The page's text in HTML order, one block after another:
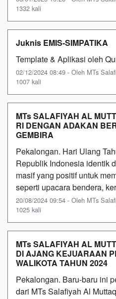
1332 kali
Juknis EMIS-SIMPATIKA
Template & Aplikasi oleh
02/12/2024 08:49 - Oleh MTs
1007 kali
MTs SALAFIYAH AL
RI DENGAN ADAKAN
GEMBIRA
Pekalongan. Hari Ulang
Republik Indonesia identik
masif yang positif untuk
seperti upacara bendera,
20/08/2024 09:54 - Oleh MTs
1025 kali
MTs SALAFIYAH AL
DI AJANG KEJUARAAN
WALIKOTA TAHUN 2024
Pekalongan. Baru-baru ini
dari MTs Salafiyah Al